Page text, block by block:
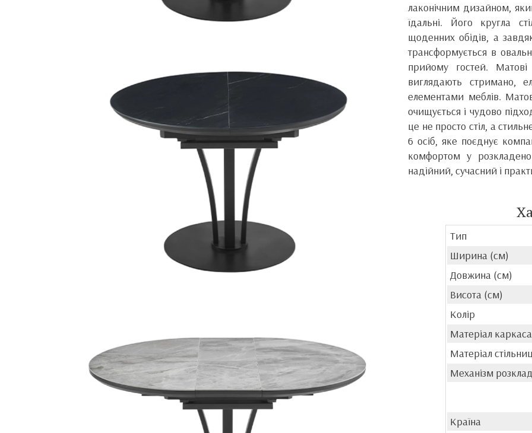
лаконічним дизайном,
їдальні. Його кругла
щоденних обідів, а
трансформується в
прийому гостей.
виглядають стримано,
елементами меблів.
очищується і чудово
це не просто стіл, а
6 осіб, яке поєднує
комфортом у
надійний, сучасний і
Тип
Ширина (см)
Довжина (см)
Висота (см)
Колір
Матеріал каркаса
Матеріал
Механізм
Країна